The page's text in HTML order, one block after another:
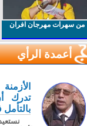
من سهرات مهرجان افران
أعمدة الرأي
تدرك
بالتأمل
نستعيد